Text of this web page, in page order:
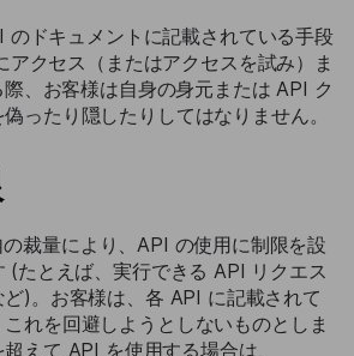
のドキュメントに記載されている手段
アクセス（またはアクセスを試み）ま
、お客様は自身の身元または API ク
ったり隠したりしてはなりません。
裁量により、API の使用に制限を設
(たとえば、実行できる API リクエス
ど)。お客様は、各 API に記載されて
れを回避しようとしないものとしま
えて API を使用する場合は、